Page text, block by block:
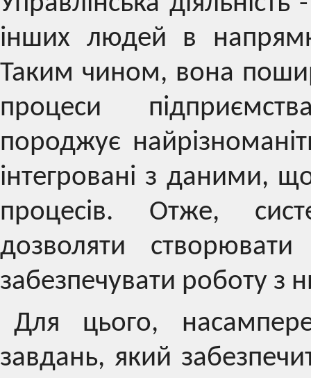
інших людей в
Таким чином, вона
процеси
породжує
інтегровані з даними,
процесів. Отже,
дозволяти
забезпечувати роботу з
Для цього,
завдань, який